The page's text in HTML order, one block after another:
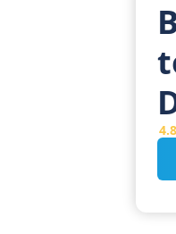
4.8